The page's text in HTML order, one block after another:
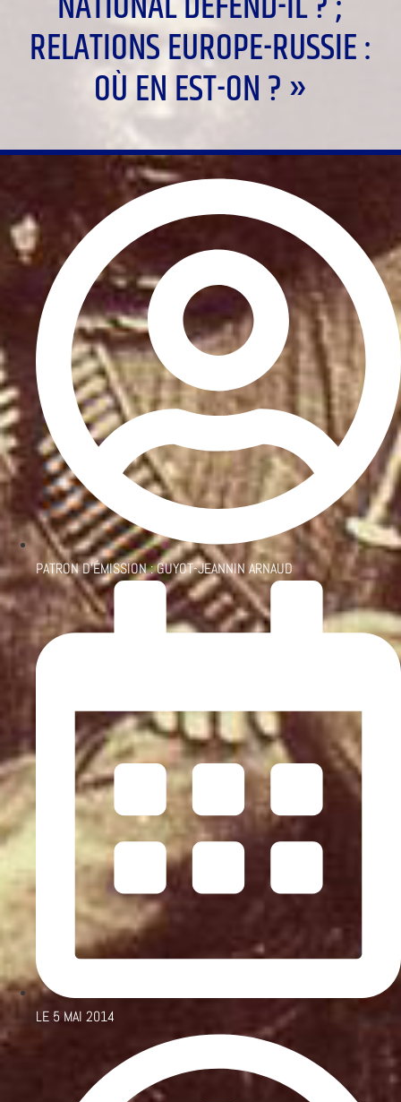
RELATIONS EUROPE-RUSSIE :
OÙ EN EST-ON ? »
PATRON D'ÉMISSION :GUYOT-JEANNIN ARNAUD
LE 5 MAI 2014